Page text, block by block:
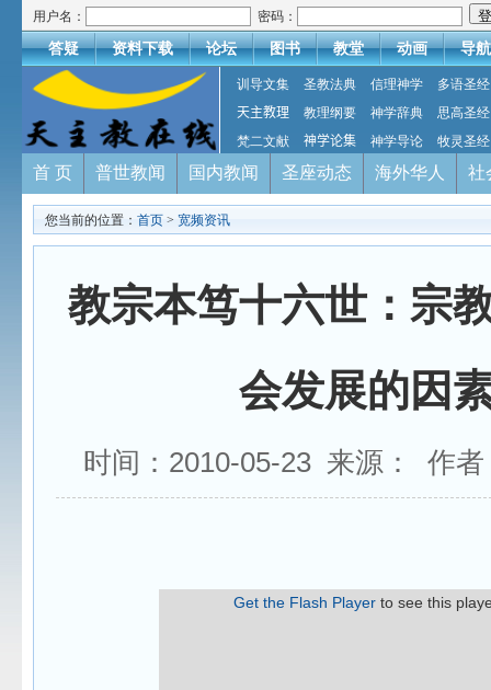
用户名： 密码：
答疑 资料下载 论坛 图书 教堂 动画 导航
训导文集 圣教法典 信理神学
多语圣经
天主教理
教理纲要 神学辞典
思高圣经
梵二文献
神学论集 神学导论 牧灵圣经
首 页 普世教闻 国内教闻 圣座动态 海外华人 社
您当前的位置： 首页 > 宽频资讯
教宗本笃十六世：宗
会发展的因
时间：2010-05-23 来源： 作者
Get the Flash Playerto see this